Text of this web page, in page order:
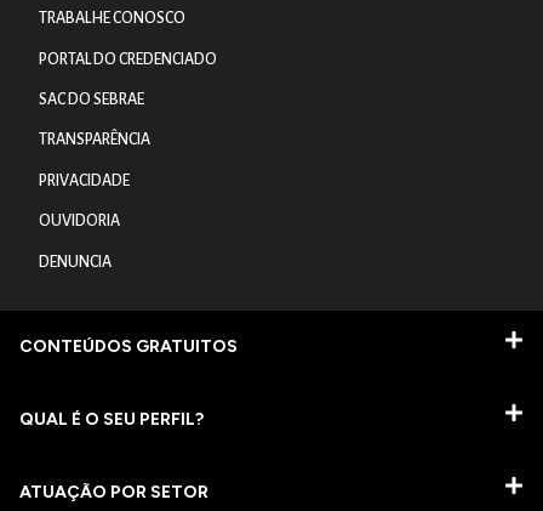
TRABALHE CONOSCO
PORTAL DO CREDENCIADO
SAC DO SEBRAE
TRANSPARÊNCIA
PRIVACIDADE
OUVIDORIA
DENUNCIA
CONTEÚDOS GRATUITOS
QUAL É O SEU PERFIL?
ATUAÇÃO POR SETOR